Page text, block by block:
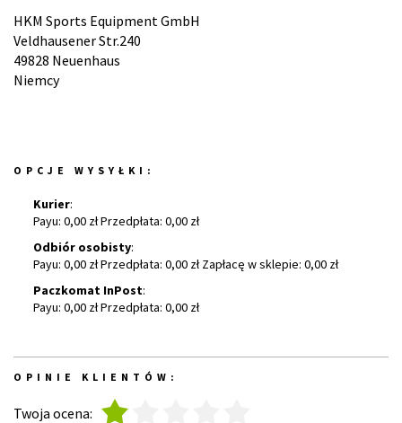
HKM Sports Equipment GmbH
Veldhausener Str.240
49828 Neuenhaus
Niemcy
OPCJE WYSYŁKI:
Kurier:
Payu: 0,00 zł Przedpłata: 0,00 zł
Odbiór osobisty:
Payu: 0,00 zł Przedpłata: 0,00 zł Zapłacę w sklepie: 0,00 zł
Paczkomat InPost:
Payu: 0,00 zł Przedpłata: 0,00 zł
OPINIE KLIENTÓW:
Twoja ocena: